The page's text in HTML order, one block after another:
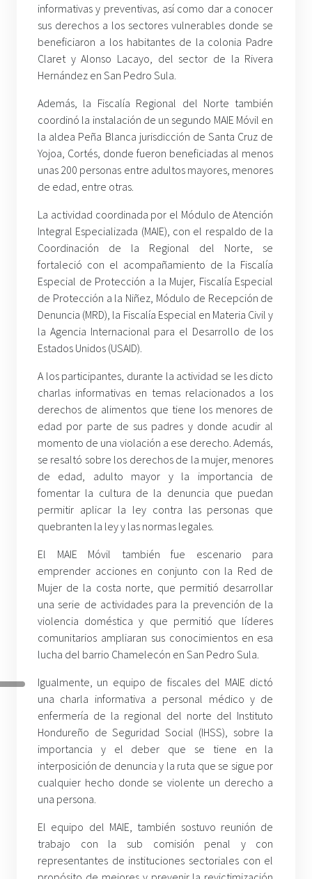
informativas y preventivas, así como dar a conocer
sus derechos a los sectores vulnerables donde se
beneficiaron a los habitantes de la colonia Padre
Claret y Alonso Lacayo, del sector de la Rivera
Hernández en San Pedro Sula.
Además, la Fiscalía Regional del Norte también
coordinó la instalación de un segundo MAIE Móvil en
la aldea Peña Blanca jurisdicción de Santa Cruz de
Yojoa, Cortés, donde fueron beneficiadas al menos
unas 200 personas entre adultos mayores, menores
de edad, entre otras.
La actividad coordinada por el Módulo de Atención
Integral Especializada (MAIE), con el respaldo de la
Coordinación de la Regional del Norte, se
fortaleció con el acompañamiento de la Fiscalía
Especial de Protección a la Mujer, Fiscalía Especial
de Protección a la Niñez, Módulo de Recepción de
Denuncia (MRD), la Fiscalía Especial en Materia Civil y
la Agencia Internacional para el Desarrollo de los
Estados Unidos (USAID).
A los participantes, durante la actividad se les dicto
charlas informativas en temas relacionados a los
derechos de alimentos que tiene los menores de
edad por parte de sus padres y donde acudir al
momento de una violación a ese derecho. Además,
se resaltó sobre los derechos de la mujer, menores
de edad, adulto mayor y la importancia de
fomentar la cultura de la denuncia que puedan
permitir aplicar la ley contra las personas que
quebranten la ley y las normas legales.
El MAIE Móvil también fue escenario para
emprender acciones en conjunto con la Red de
Mujer de la costa norte, que permitió desarrollar
una serie de actividades para la prevención de la
violencia doméstica y que permitió que líderes
comunitarios ampliaran sus conocimientos en esa
lucha del barrio Chamelecón en San Pedro Sula.
Igualmente, un equipo de fiscales del MAIE dictó
una charla informativa a personal médico y de
enfermería de la regional del norte del Instituto
Hondureño de Seguridad Social (IHSS), sobre la
importancia y el deber que se tiene en la
interposición de denuncia y la ruta que se sigue por
cualquier hecho donde se violente un derecho a
una persona.
El equipo del MAIE, también sostuvo reunión de
trabajo con la sub comisión penal y con
representantes de instituciones sectoriales con el